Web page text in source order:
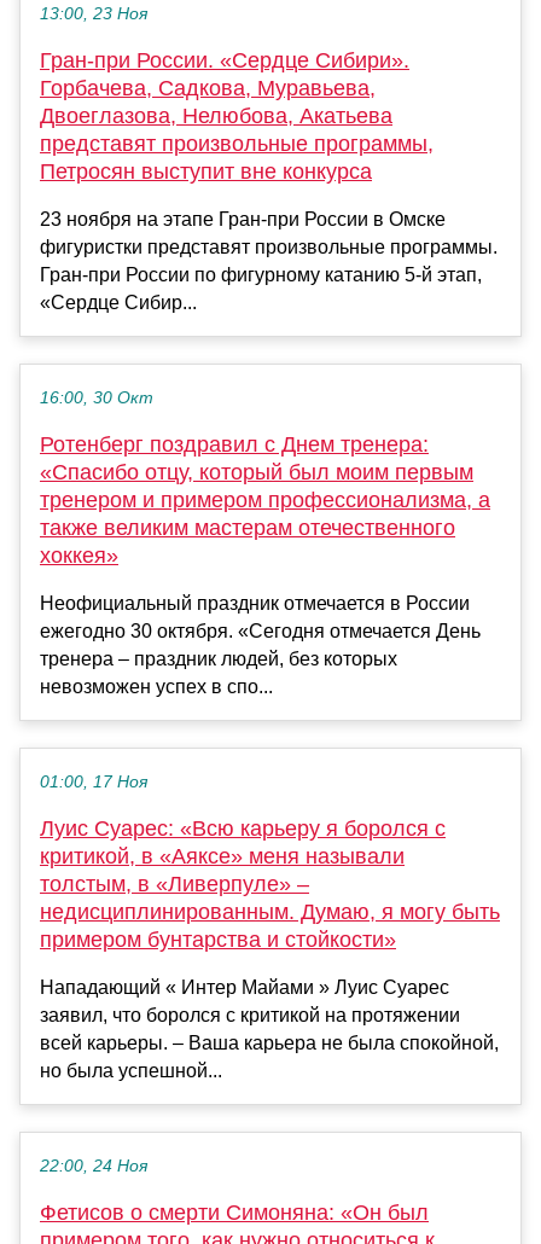
13:00, 23 Ноя
Гран-при России. «Сердце Сибири».
Горбачева, Садкова, Муравьева,
Двоеглазова, Нелюбова, Акатьева
представят произвольные программы,
Петросян выступит вне конкурса
23 ноября на этапе Гран-при России в Омске
фигуристки представят произвольные программы.
Гран-при России по фигурному катанию 5-й этап,
«Сердце Сибир...
16:00, 30 Окт
Ротенберг поздравил с Днем тренера:
«Спасибо отцу, который был моим первым
тренером и примером профессионализма, а
также великим мастерам отечественного
хоккея»
Неофициальный праздник отмечается в России
ежегодно 30 октября. «Сегодня отмечается День
тренера – праздник людей, без которых
невозможен успех в спо...
01:00, 17 Ноя
Луис Суарес: «Всю карьеру я боролся с
критикой, в «Аяксе» меня называли
толстым, в «Ливерпуле» –
недисциплинированным. Думаю, я могу быть
примером бунтарства и стойкости»
Нападающий « Интер Майами » Луис Суарес
заявил, что боролся с критикой на протяжении
всей карьеры. – Ваша карьера не была спокойной,
но была успешной...
22:00, 24 Ноя
Фетисов о смерти Симоняна: «Он был